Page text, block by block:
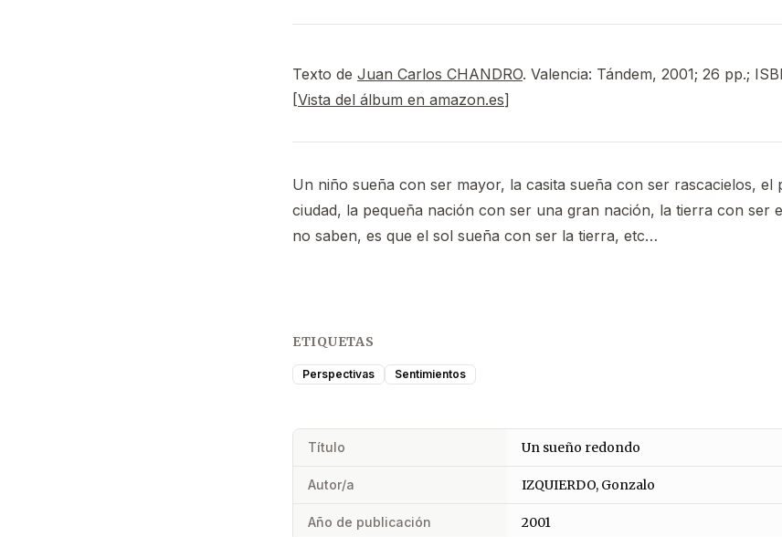
Texto de Juan Carlos CHANDRO. Valencia: Tándem, 2001; 26 pp.;
[Vista del álbum en amazon.es]
Un niño sueña con ser mayor, la casita sueña con ser rascacielos, el
ciudad, la pequeña nación con ser una gran nación, la tierra con ser
no saben, es que el sol sueña con ser la tierra, etc…
ETIQUETAS
Perspectivas Sentimientos
Título Un sueño redondo
Autor/a IZQUIERDO, Gonzalo
Año de publicación 2001